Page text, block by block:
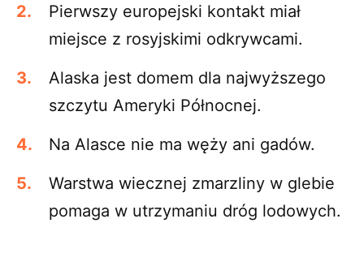
Pierwszy europejski kontakt miał
miejsce z rosyjskimi odkrywcami.
Alaska jest domem dla najwyższego
szczytu Ameryki Północnej.
Na Alasce nie ma węży ani gadów.
Warstwa wiecznej zmarzliny w glebie
pomaga w utrzymaniu dróg lodowych.